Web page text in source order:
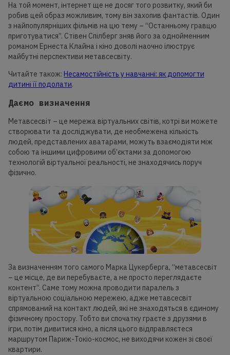
На той момент, інтернет ще не досяг того розвитку, який би
робив цей образ можливим, тому він захопив фантастів. Один
з найпопулярніших фільмів на цю тему – “Останньому гравцю
приготуватися”. Стівен Спілберг зняв його за однойменним
романом Ернеста Клайна і кіно доволі наочно ілюструє
майбутні перспективи метавсесвіту.
Читайте також: Несамостійність у навчанні: як допомогти
дитині її подолати.
Даємо визначення
Метавсесвіт – це мережа віртуальних світів, котрі ви можете
створювати та досліджувати, де необмежена кількість
людей, представлених аватарами, можуть взаємодіяти між
собою та іншими цифровими об’єктами за допомогою
технологій віртуальної реальності, не знаходячись поруч
фізично.
За визначенням того самого Марка Цукерберга, “метавсесвіт
– це місце, де ви перебуваєте, а не просто переглядаєте
контент”. Саме тому можна проводити паралель з
віртуальною соціальною мережею, адже метавсесвіт
спрямований на контакт людей, які не знаходяться в єдиному
фізичному простору. Тобто ви спочатку граєте з друзями в
ігри, потім дивитися кіно, а після цього відправляєтеся
маршрутом Париж-Токіо-космос, не виходячи кожен зі своєї
квартири.